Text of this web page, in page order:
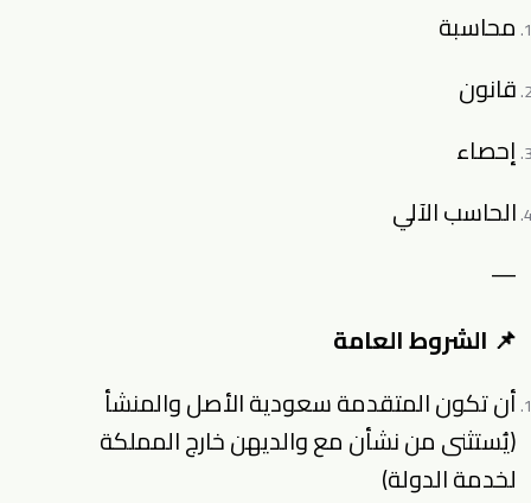
محاسبة
قانون
إحصاء
الحاسب الآلي
—
📌 الشروط العامة
أن تكون المتقدمة سعودية الأصل والمنشأ
(يُستثنى من نشأن مع والديهن خارج المملكة
لخدمة الدولة)